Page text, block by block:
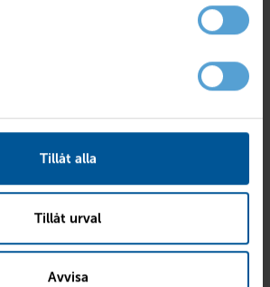
Tillåt alla
Tillåt urval
Avvisa